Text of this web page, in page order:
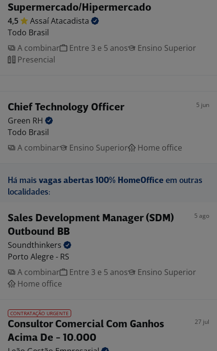
Supermercado/Hipermercado
4,5 AssaíAtacadista
Todo Brasil
A combinar
Entre 3 e 5 anos
Ensino Superior
Presencial
Chief Technology Officer 5 jun
Green RH
Todo Brasil
A combinar
Ensino Superior Home office
Há mais vagas abertas 100% HomeOffice em outras
localidades:
Sales Development Manager (SDM)
Outbound BB
5 ago
Soundthinkers
Porto Alegre - RS
A combinar
Entre 3 e 5 anos
Ensino Superior
Home office
CONTRATAÇÃO URGENTE
Consultor Comercial Com Ganhos
Acima De - 10.000
27 jul